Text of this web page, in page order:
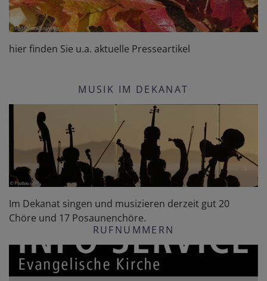
hier finden Sie u.a. aktuelle Presseartikel
MUSIK IM DEKANAT
Im Dekanat singen und musizieren derzeit gut 20
Chöre und 17 Posaunenchöre.
RUFNUMMERN